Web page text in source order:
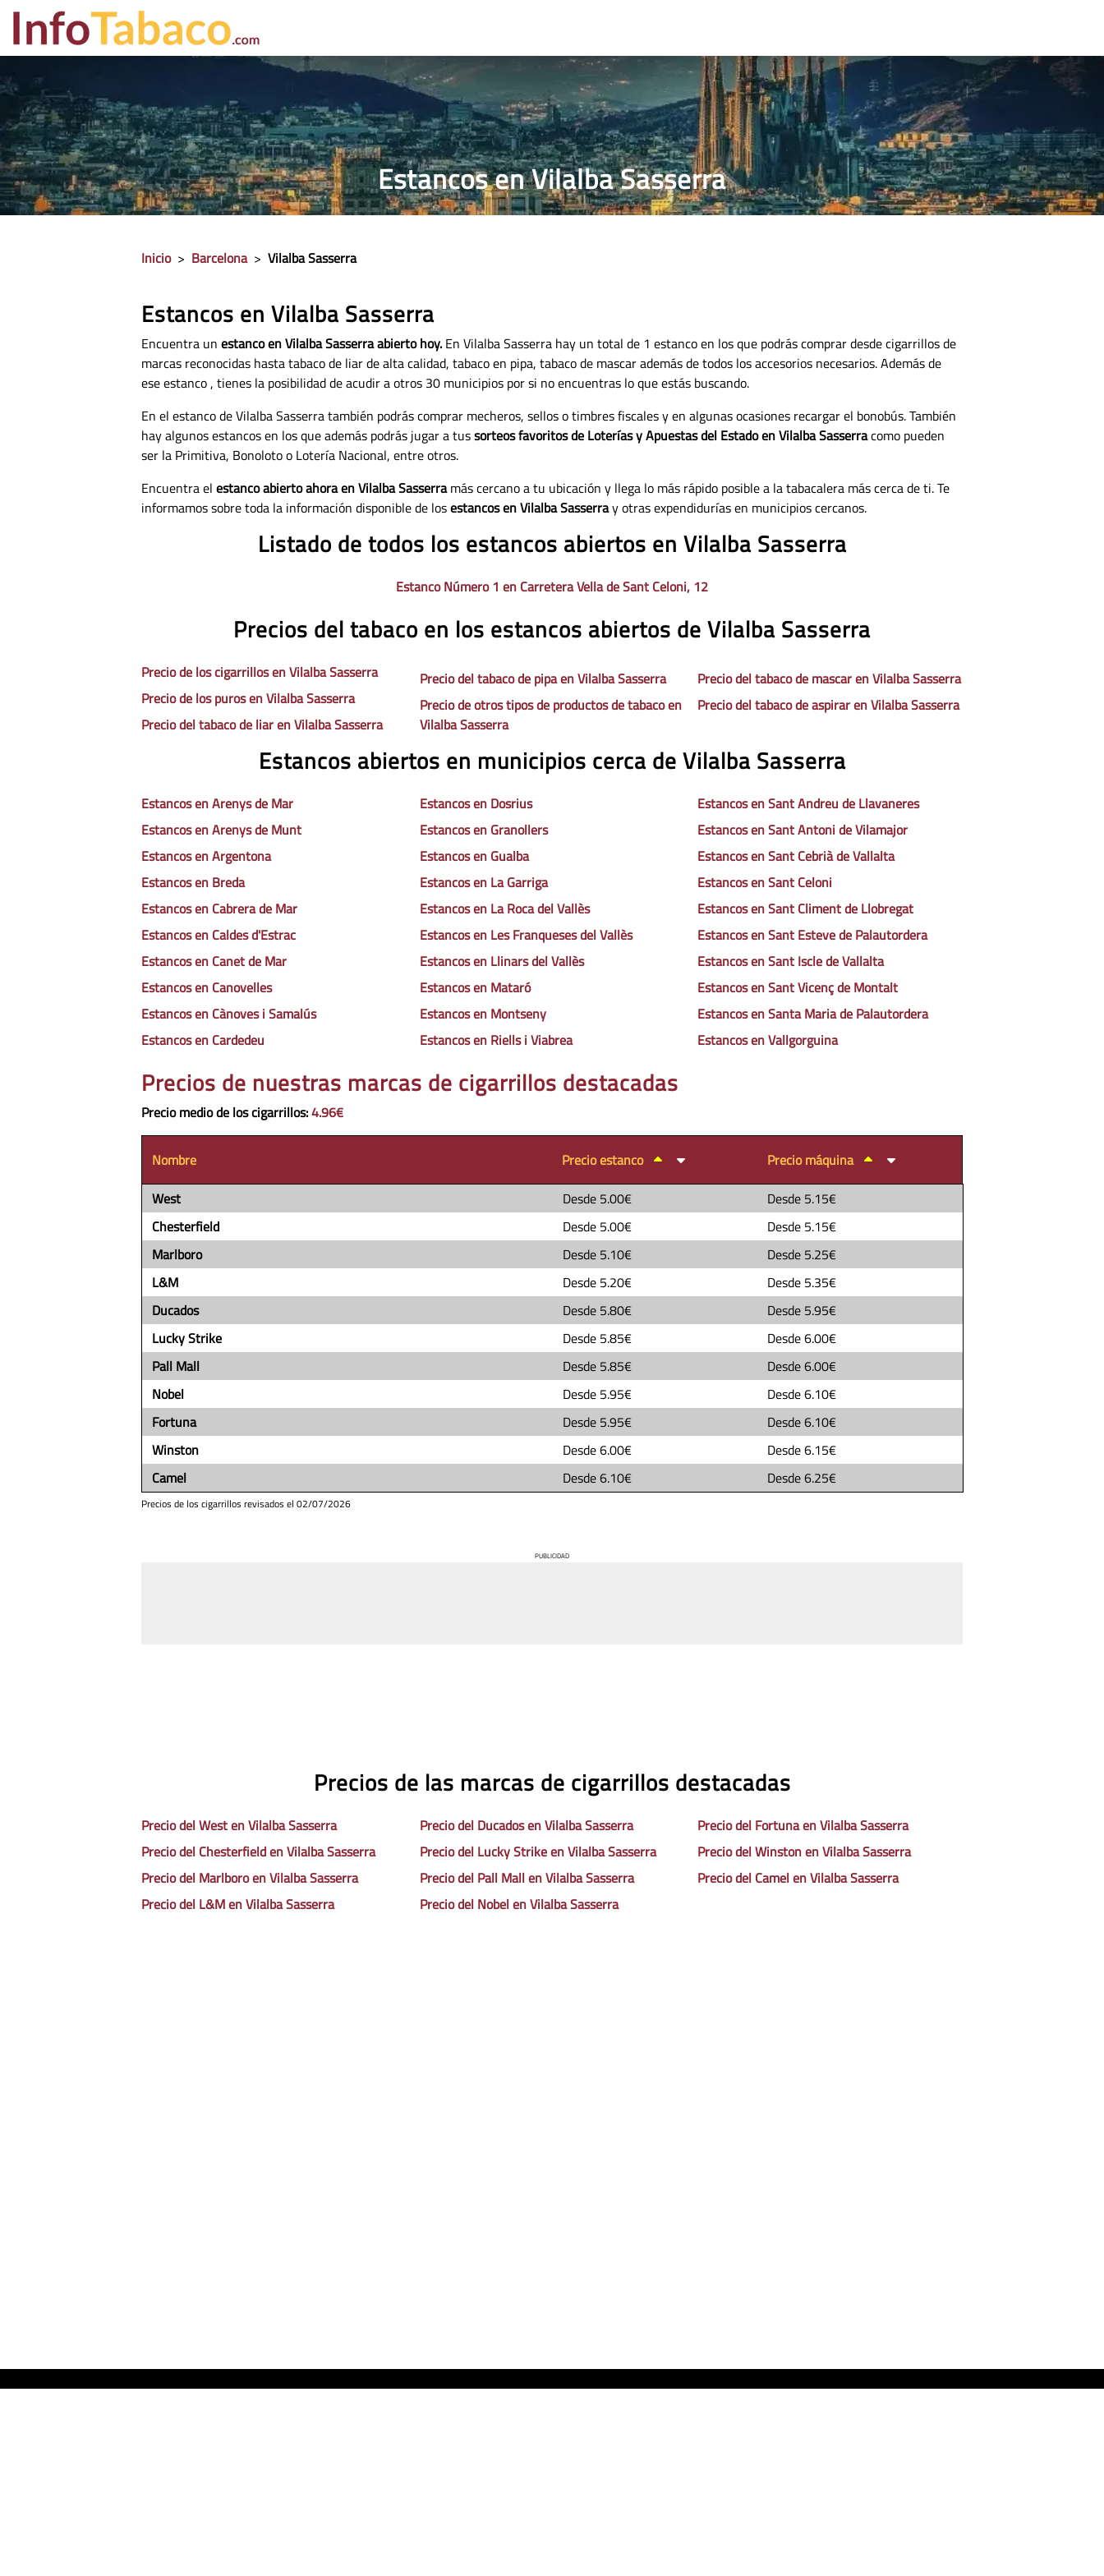
Estancos en Vilalba Sasserra
Inicio > Barcelona > Vilalba Sasserra
Estancos en Vilalba Sasserra
Encuentra un estanco en Vilalba Sasserra abierto hoy. En Vilalba Sasserra hay un total de 1 estanco en los que podrás comprar desde cigarrillos de
marcas reconocidas hasta tabaco de liar de alta calidad, tabaco en pipa, tabaco de mascar además de todos los accesorios necesarios.Además de
ese estanco , tienes la posibilidad de acudir a otros 30 municipios por si no encuentras lo que estás buscando.
En el estanco de Vilalba Sasserra también podrás comprar mecheros, sellos o timbres fiscales y en algunas ocasiones recargar el bonobús. También
hay algunos estancos en los que además podrás jugar a tussorteos favoritos de Loterías y Apuestas del Estado en Vilalba Sasserracomo pueden
ser la Primitiva, Bonoloto o Lotería Nacional, entre otros.
Encuentra el estanco abierto ahora en Vilalba Sasserramás cercano a tu ubicación y llega lo más rápido posible a la tabacalera más cerca de ti. Te
informamos sobre toda la información disponible de losestancos en Vilalba Sasserray otras expendidurías en municipios cercanos.
Listado de todos los estancos abiertos en Vilalba Sasserra
Estanco Número 1 en Carretera Vella de Sant Celoni, 12
Precios del tabaco en los estancos abiertos de Vilalba Sasserra
Precio de los cigarrillos en Vilalba Sasserra
Precio de los puros en Vilalba Sasserra
Precio del tabaco de liar en Vilalba Sasserra
Precio del tabaco de pipa en Vilalba Sasserra
Precio de otros tipos de productos de tabaco en
Vilalba Sasserra
Precio del tabaco de mascar en Vilalba Sasserra
Precio del tabaco de aspirar en Vilalba Sasserra
Estancos abiertos en municipios cerca de Vilalba Sasserra
Estancos en Arenys de Mar
Estancos en Arenys de Munt
Estancos en Argentona
Estancos en Breda
Estancos en Cabrera de Mar
Estancos en Caldes d'Estrac
Estancos en Canet de Mar
Estancos en Canovelles
Estancos en Cànoves i Samalús
Estancos en Cardedeu
Estancos en Dosrius
Estancos en Granollers
Estancos en Gualba
Estancos en La Garriga
Estancos en La Roca del Vallès
Estancos en Les Franqueses del Vallès
Estancos en Llinars del Vallès
Estancos en Mataró
Estancos en Montseny
Estancos en Riells i Viabrea
Estancos en Sant Andreu de Llavaneres
Estancos en Sant Antoni de Vilamajor
Estancos en Sant Cebrià de Vallalta
Estancos en Sant Celoni
Estancos en Sant Climent de Llobregat
Estancos en Sant Esteve de Palautordera
Estancos en Sant Iscle de Vallalta
Estancos en Sant Vicenç de Montalt
Estancos en Santa Maria de Palautordera
Estancos en Vallgorguina
Precios de nuestras marcas de cigarrillos destacadas
Precio medio de los cigarrillos:4.96€
Nombre Precio estanco
Precio máquina
West
Desde 5.00€ Desde 5.15€
Chesterfield
Desde 5.00€ Desde 5.15€
Marlboro
Desde 5.10€ Desde 5.25€
L&M
Desde 5.20€ Desde 5.35€
Ducados
Desde 5.80€ Desde 5.95€
Lucky Strike
Desde 5.85€ Desde6.00€
Pall Mall
Desde 5.85€ Desde6.00€
Nobel
Desde 5.95€ Desde6.10€
Fortuna
Desde 5.95€ Desde6.10€
Winston
Desde6.00€ Desde6.15€
Camel
Desde6.10€ Desde6.25€
Precios de los cigarrillos revisados el 02/07/2026
PUBLICIDAD
Precios de las marcas de cigarrillos destacadas
Precio del West en Vilalba Sasserra
Precio del Chesterfield en Vilalba Sasserra
Precio del Marlboro en Vilalba Sasserra
Precio del L&M en Vilalba Sasserra
Precio del Ducados en Vilalba Sasserra
Precio del Lucky Strike en Vilalba Sasserra
Precio del Pall Mall en Vilalba Sasserra
Precio del Nobel en Vilalba Sasserra
Precio del Fortuna en Vilalba Sasserra
Precio del Winston en Vilalba Sasserra
Precio del Camel en Vilalba Sasserra